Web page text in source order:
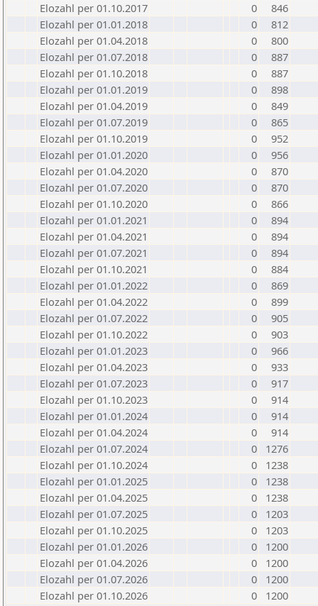
Elozahl per 01.10.2017
0
846
Elozahl per 01.01.2018
0
812
Elozahl per 01.04.2018
0
800
Elozahl per 01.07.2018
0
887
Elozahl per 01.10.2018
0
887
Elozahl per 01.01.2019
0
898
Elozahl per 01.04.2019
0
849
Elozahl per 01.07.2019
0
865
Elozahl per 01.10.2019
0
952
Elozahl per 01.01.2020
0
956
Elozahl per 01.04.2020
0
870
Elozahl per 01.07.2020
0
870
Elozahl per 01.10.2020
0
866
Elozahl per 01.01.2021
0
894
Elozahl per 01.04.2021
0
894
Elozahl per 01.07.2021
0
894
Elozahl per 01.10.2021
0
884
Elozahl per 01.01.2022
0
869
Elozahl per 01.04.2022
0
899
Elozahl per 01.07.2022
0
905
Elozahl per 01.10.2022
0
903
Elozahl per 01.01.2023
0
966
Elozahl per 01.04.2023
0
933
Elozahl per 01.07.2023
0
917
Elozahl per 01.10.2023
0
914
Elozahl per 01.01.2024
0
914
Elozahl per 01.04.2024
0
914
Elozahl per 01.07.2024
0
1276
Elozahl per 01.10.2024
0
1238
Elozahl per 01.01.2025
0
1238
Elozahl per 01.04.2025
0
1238
Elozahl per 01.07.2025
0
1203
Elozahl per 01.10.2025
0
1203
Elozahl per 01.01.2026
0
1200
Elozahl per 01.04.2026
0
1200
Elozahl per 01.07.2026
0
1200
Elozahl per 01.10.2026
0 1200